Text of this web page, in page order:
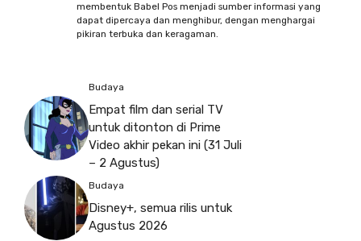
membentuk Babel Pos menjadi sumber informasi yang
dapat dipercaya dan menghibur, dengan menghargai
pikiran terbuka dan keragaman.
Budaya
Empat film dan serial TV
untuk ditonton di Prime
Video akhir pekan ini (31 Juli
– 2 Agustus)
Budaya
Disney+, semua rilis untuk
Agustus 2026